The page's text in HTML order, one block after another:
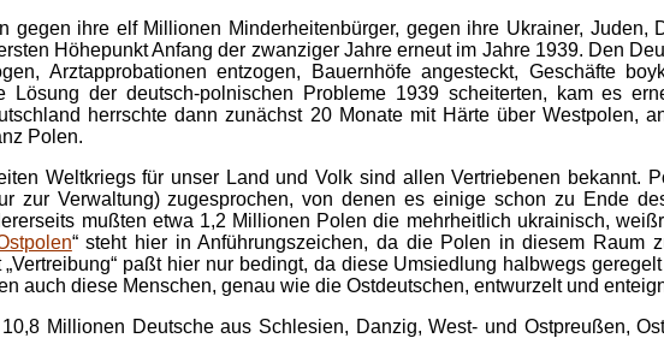
gegen ihre elf Millionen Minderheitenbürger, gegen ihre Ukrainer,
Höhepunkt Anfang der zwanziger Jahre erneut im Jahre 1939. Den
Arztapprobationen entzogen, Bauernhöfe angesteckt, Geschäfte
Lösung der deutsch-polnischen Probleme 1939 scheiterten, kam es
herrschte dann zunächst 20 Monate mit Härte über Westpolen,
Polen.
Weltkriegs für unser Land und Volk sind allen Vertriebenen bekannt.
zur Verwaltung) zugesprochen, von denen es einige schon zu Ende
mußten etwa 1,2 Millionen Polen die mehrheitlich ukrainisch,
“ steht hier in Anführungszeichen, da die Polen in diesem Raum
paßt hier nur bedingt, da diese Umsiedlung halbwegs
auch diese Menschen, genau wie die Ostdeutschen, entwurzelt und
Millionen Deutsche aus Schlesien, Danzig, West- und Ostpreußen,